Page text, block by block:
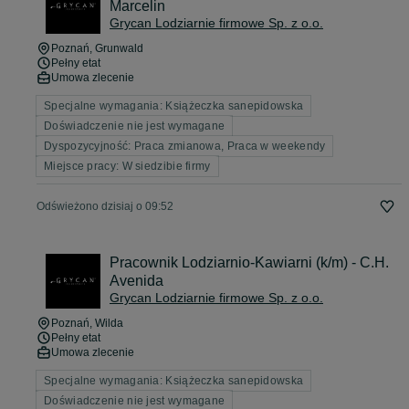
Marcelin
Grycan Lodziarnie firmowe Sp. z o.o.
Poznań, Grunwald
Pełny etat
Umowa zlecenie
Specjalne wymagania: Książeczka sanepidowska
Doświadczenie nie jest wymagane
Dyspozycyjność: Praca zmianowa, Praca w weekendy
Miejsce pracy: W siedzibie firmy
Odświeżono dzisiaj o 09:52
Pracownik Lodziarnio-Kawiarni (k/m) - C.H.
Avenida
Grycan Lodziarnie firmowe Sp. z o.o.
Poznań, Wilda
Pełny etat
Umowa zlecenie
Specjalne wymagania: Książeczka sanepidowska
Doświadczenie nie jest wymagane